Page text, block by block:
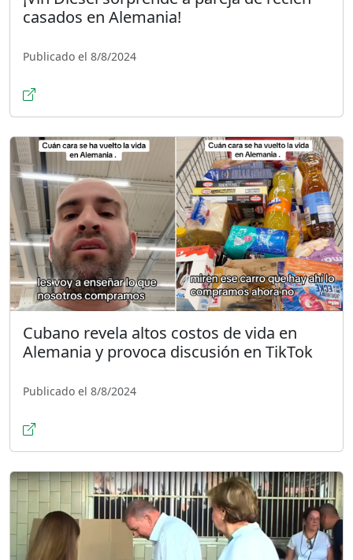
casados en Alemania!
Publicado el 8/8/2024
Cubano revela altos costos de vida en
Alemania y provoca discusión en TikTok
Publicado el 8/8/2024